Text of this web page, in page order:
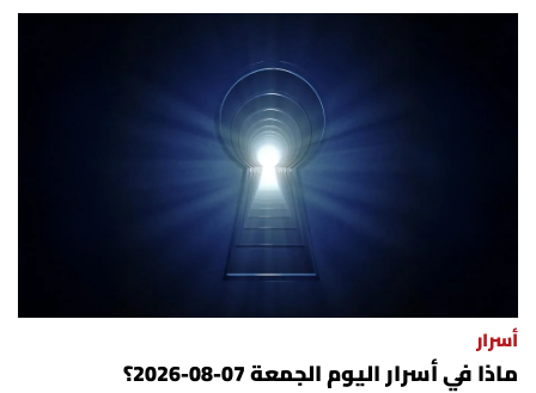
أسرار
ماذا في أسرار اليوم الجمعة 07-08-2026؟